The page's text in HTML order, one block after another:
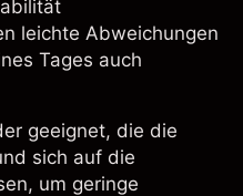
leichte Abweichungen
Tages auch
geeignet, die die
sich auf die
um geringe